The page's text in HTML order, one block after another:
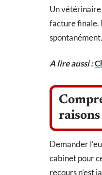
Un vétérinaire
facture finale.
A lire aussi :
raisons
Demander
cabinet pour
recours n’est